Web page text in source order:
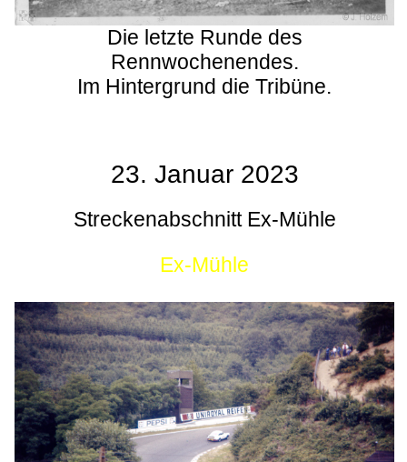
Die letzte Runde des
Rennwochenendes.
Im Hintergrund die Tribüne.
23. Januar 2023
Streckenabschnitt Ex-Mühle
Ex-Mühle